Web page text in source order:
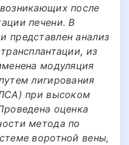
после
печени. В
представлен анализ
из
модуляция
лигирования
при высоком
оценка
метода по
воротной вены,